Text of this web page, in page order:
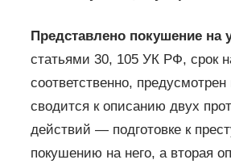
Представлено покушение на
статьями 30, 105 УК РФ, срок
соответственно,
сводится к описанию двух
действий — подготовке к
покушению на него, а вторая